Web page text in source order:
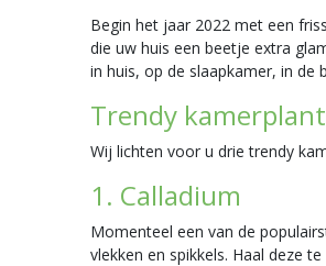
Begin het jaar 2022 met een
die uw huis een beetje extra
in huis, op de slaapkamer, in de
Trendy
Wij lichten voor u drie trendy
1. Calladium
Momenteel een van de
vlekken en spikkels. Haal deze